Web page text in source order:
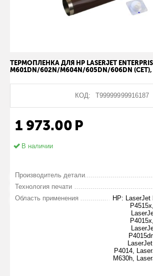
ТЕРМОПЛЕНКА ДЛЯ HP LASERJET
M601DN/602N/M604N/605DN/606DN (CET),
КОД: Т99999999916187
1 973.00 Р
В наличии
Производитель детали
Технология печати
Область применения
HP:
P4014,
M630h,